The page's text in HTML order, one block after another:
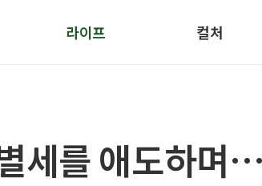
라이프 컬처
세를 애도하며…